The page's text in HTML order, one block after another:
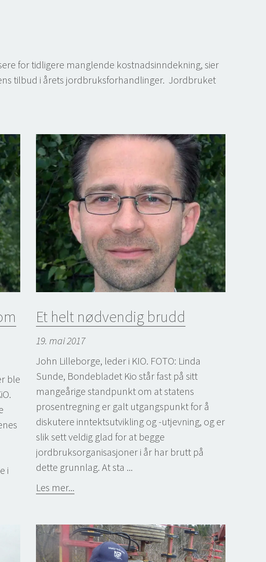
for tidligere manglende kostnadsinndekning, sier
tilbud i årets jordbruksforhandlinger. Jordbruket
ble
i
Et helt nødvendig brudd
19. mai 2017
John Lilleborge, leder i KIO. FOTO: Linda
Sunde, Bondebladet Kio står fast på sitt
mangeårige standpunkt om at statens
prosentregning er galt utgangspunkt for å
diskutere inntektsutvikling og -utjevning, og er
slik sett veldig glad for at begge
jordbruksorganisasjoner i år har brutt på
dette grunnlag. At sta ...
Les mer...